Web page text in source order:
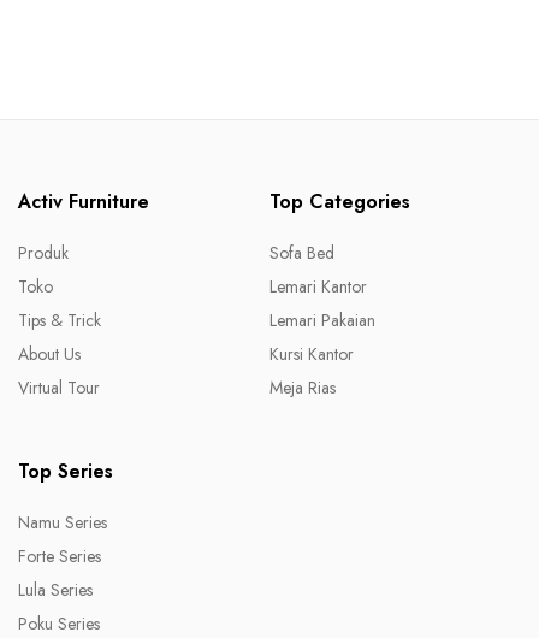
Activ Furniture
Produk
Toko
Tips & Trick
About Us
Virtual Tour
Top Categories
Sofa Bed
Lemari Kantor
Lemari Pakaian
Kursi Kantor
Meja Rias
Top Series
Namu Series
Forte Series
Lula Series
Poku Series